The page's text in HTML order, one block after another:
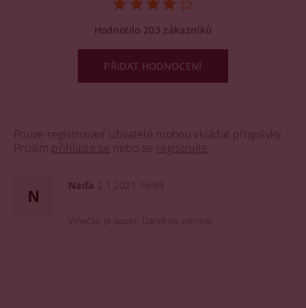
Pouze registrovaní uživatelé mohou vkládat příspěvky.
Prosím přihlaste se nebo se registrujte
N
Naďa 2.1.2021 16:59
Vinečko je super. Dárek na vánoce.
Hodnotilo 203 zákazníků
PŘIDAT HODNOCENÍ